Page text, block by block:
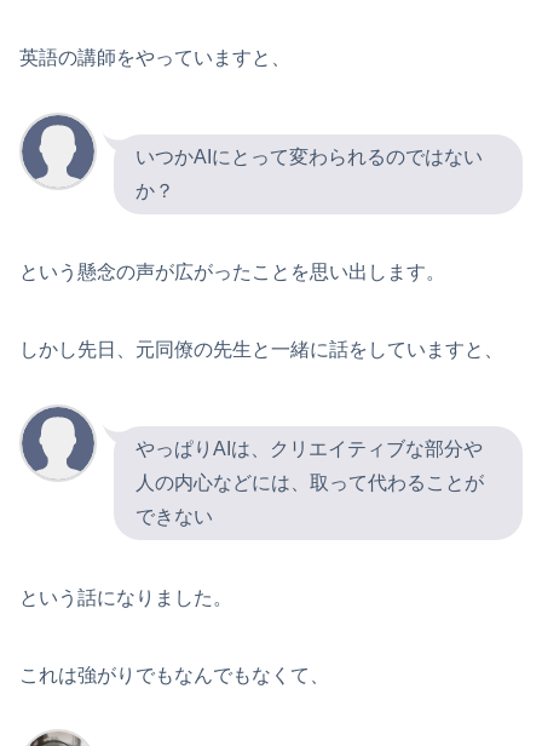
英語の講師をやっていますと、
いつかAIにとって変わられるのではない
か？
という懸念の声が広がったことを思い出します。
しかし先日、元同僚の先生と一緒に話をしていますと、
やっぱりAIは、クリエイティブな部分や
人の内心などには、取って代わることが
できない
という話になりました。
これは強がりでもなんでもなくて、